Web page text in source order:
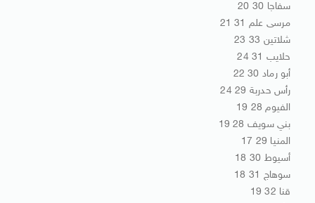
سفاجا 30 20
مرسى علم 31 21
شلاتين 33 23
حلايب 31 24
أبو رماد 30 22
رأس حدربة 29 24
الفيوم 28 19
بني سويف 28 19
المنيا 29 17
أسيوط 30 18
سوهاج 31 18
قنا 32 19